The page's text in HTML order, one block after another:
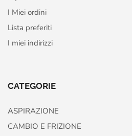
I Miei ordini
Lista preferiti
I miei indirizzi
CATEGORIE
ASPIRAZIONE
CAMBIO E FRIZIONE